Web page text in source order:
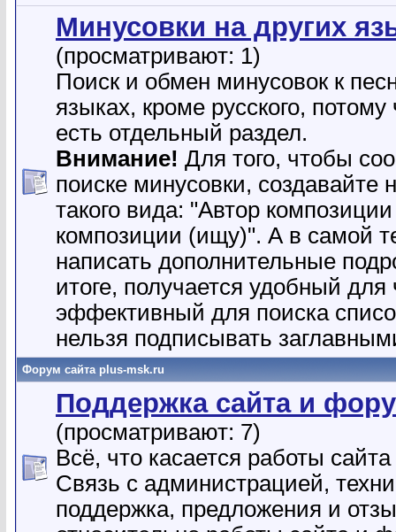
Минусовки на других
(просматривают: 1)
Поиск и обмен минусовок к
языках, кроме русского,
есть отдельный раздел.
Внимание! Для того, чтобы
поиске минусовки, создавайте
такого вида: "Автор
композиции (ищу)". А в самой
написать дополнительные
итоге, получается удобный для
эффективный для поиска
нельзя подписывать
Форум сайта plus-msk.ru
Поддержка сайта и
(просматривают: 7)
Всё, что касается работы
Связь с администрацией,
поддержка, предложения и